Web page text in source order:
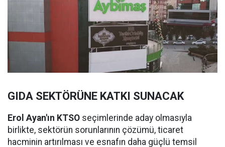
GIDA SEKTÖRÜNE KATKI SUNACAK
Erol Ayan'ın KTSO seçimlerinde aday olmasıyla
birlikte, sektörün sorunlarının çözümü, ticaret
hacminin artırılması ve esnafın daha güçlü temsil